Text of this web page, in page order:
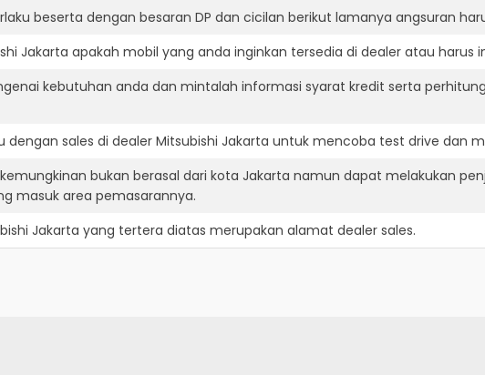
beserta dengan besaran DP dan cicilan berikut lamanya angsuran
Jakarta apakah mobil yang anda inginkan tersedia di dealer atau harus
kebutuhan anda dan mintalah informasi syarat kredit serta
dengan sales di dealer Mitsubishi Jakarta untuk mencoba test drive dan
bukan berasal dari kota Jakarta namun dapat melakukan
masuk area pemasarannya.
Jakarta yang tertera diatas merupakan alamat dealer sales.